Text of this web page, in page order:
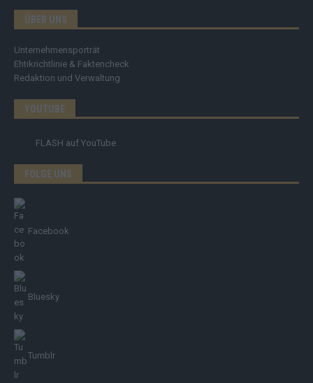
ÜBER UNS
Unternehmensporträt
Ehtikrichtlinie & Faktencheck
Redaktion und Verwaltung
YOUTUBE
FLASH auf YouTube
FOLGE UNS
Facebook
Bluesky
Tumblr